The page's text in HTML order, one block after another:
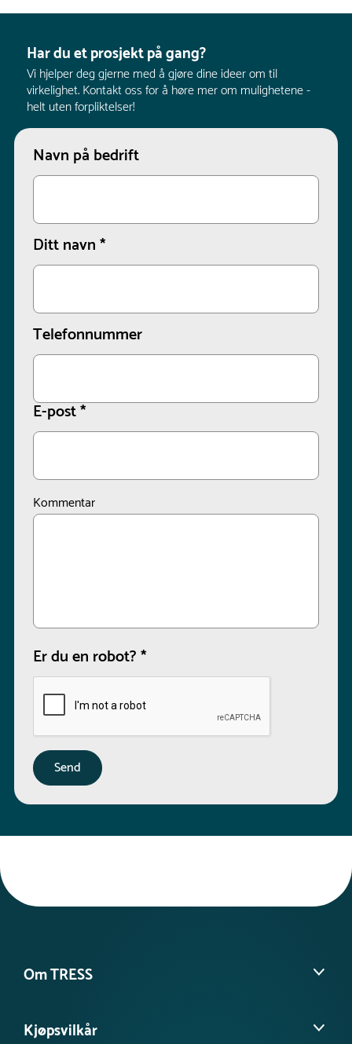
Har du et prosjekt på gang?
Vi hjelper deg gjerne med å gjøre dine ideer om til
virkelighet. Kontakt oss for å høre mer om mulighetene -
helt uten forpliktelser!
Navn på bedrift
Ditt navn*
Telefonnummer
E-post*
Kommentar
Er du en robot?*
Om TRESS
Kontakt kundeservice
Kjøpsvilkår